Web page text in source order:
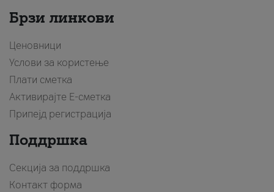
Брзи линкови
Ценовници
Услови за користење
Плати сметка
Активирајте Е-сметка
Припејд регистрација
Поддршка
Секција за поддршка
Контакт форма